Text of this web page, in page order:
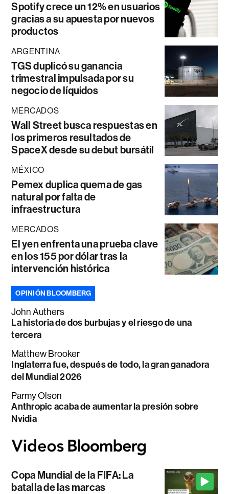
Spotify crece un 12% en usuarios
gracias a su apuesta por nuevos
productos
ARGENTINA
TGS duplicó su ganancia
trimestral impulsada por su
negocio de líquidos
MERCADOS
Wall Street busca respuestas en
los primeros resultados de
SpaceX desde su debut bursátil
MÉXICO
Pemex duplica quema de gas
natural por falta de
infraestructura
MERCADOS
El yen enfrenta una prueba clave
en los 155 por dólar tras la
intervención histórica
OPINIÓN BLOOMBERG
John Authers
La historia de dos burbujas y el riesgo de una
tercera
Matthew Brooker
Inglaterra fue, después de todo, la gran ganadora
del Mundial 2026
Parmy Olson
Anthropic acaba de aumentar la presión sobre
Nvidia
Copa Mundial de la FIFA: La
batalla de las marcas